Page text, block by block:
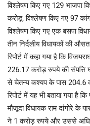
विश्लेषण किए गए 129 भाजपा
करोड़, विश्लेषण किए गए 97
विश्लेषण किए गए एक बसपा
तीन निर्दलीय विधायकों की
रिपोर्ट में कहा गया है कि
226.17 करोड़ रुपये की संपत्ति
से चेतन्य कश्यप के पास 204.6
रिपोर्ट में यह भी बताया गया है
मौजूदा विधायक राम दांगोरे के
ने 1 करोड़ रुपये और उससे